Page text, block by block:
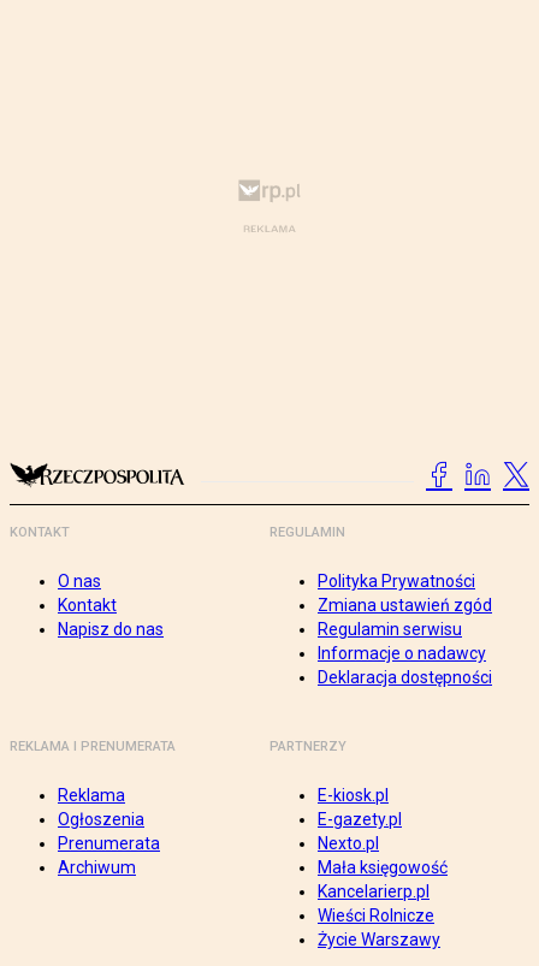
KONTAKT
O nas
Kontakt
Napisz do nas
REGULAMIN
Polityka Prywatności
Zmiana ustawień zgód
Regulamin serwisu
Informacje o nadawcy
Deklaracja dostępności
REKLAMA I PRENUMERATA
Reklama
Ogłoszenia
Prenumerata
Archiwum
PARTNERZY
E-kiosk.pl
E-gazety.pl
Nexto.pl
Mała księgowość
Kancelarierp.pl
Wieści Rolnicze
Życie Warszawy